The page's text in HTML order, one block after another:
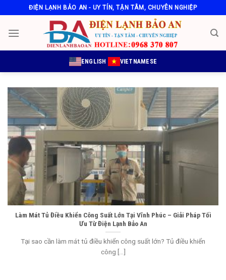
to
content
ĐIỆN LẠNH BẢO AN - UY TÍN, TẬN TÂM, CHUYÊN NGHIỆP
ENGLISH VIETNAMESE
Làm Mát Tủ Điều Khiển Công Suất Lớn Tại Vĩnh Phúc – Giải Pháp Tối
Ưu Từ Điện Lạnh Bảo An
Tại sao cần làm mát tủ điều khiển công suất lớn? Tủ điều khiển
công [...]